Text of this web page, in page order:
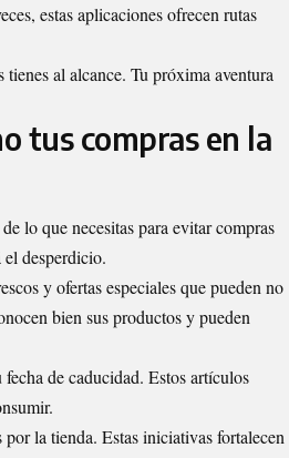
estas aplicaciones ofrecen rutas
al alcance. Tu próxima aventura
tus compras en la
lo que necesitas para evitar compras
desperdicio.
y ofertas especiales que pueden no
bien sus productos y pueden
de caducidad. Estos artículos
la tienda. Estas iniciativas fortalecen